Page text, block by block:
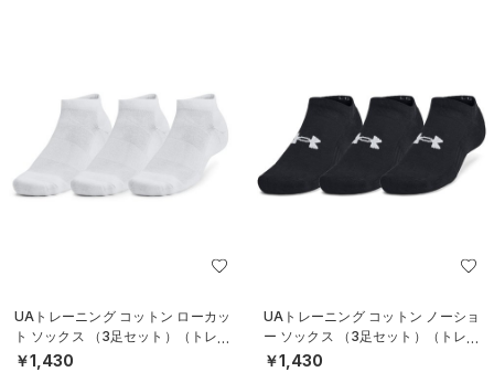
UAトレーニング コットン ローカッ
ト ソックス （3足セット）（トレー
ニング/UNISEX）
￥1,430
UAトレーニング コットン ノーショ
ー ソックス （3足セット）（トレー
ニング/UNISEX）
￥1,430